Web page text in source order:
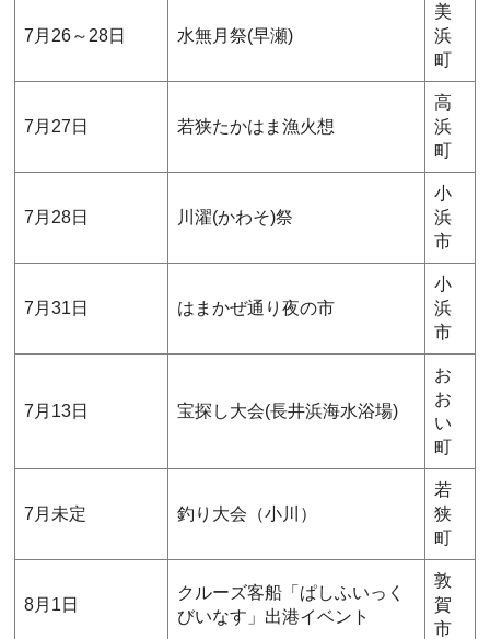
7月26～28日 水無月祭(早瀬)
美
浜
町
7月27日 若狭たかはま漁火想
高
浜
町
7月28日 川濯(かわそ)祭
小
浜
市
7月31日 はまかぜ通り夜の市
小
浜
市
7月13日 宝探し大会(長井浜海水浴場)
お
お
い
町
7月未定 釣り大会（小川）
若
狭
町
8月1日
クルーズ客船「ぱしふいっく
びいなす」出港イベント
敦
賀
市